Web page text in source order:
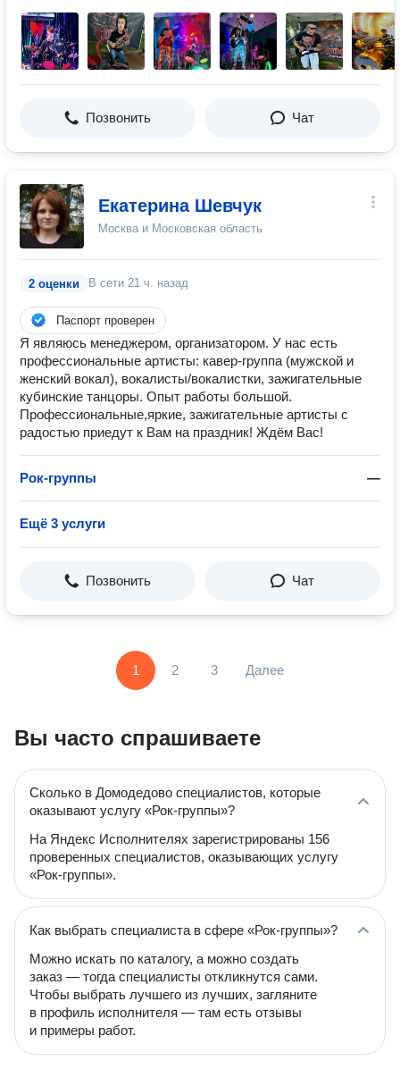
Позвонить Чат
Екатерина Шевчук
Москва и Московская область
2 оценки В сети 21 ч. назад
Паспорт проверен
Я являюсь менеджером, организатором. У нас есть
профессиональные артисты: кавер-группа (мужской и
женский вокал), вокалисты/вокалистки, зажигательные
кубинские танцоры. Опыт работы большой.
Профессиональные,яркие, зажигательные артисты с
радостью приедут к Вам на праздник! Ждём Вас!
Рок-группы —
Ещё 3 услуги
Позвонить Чат
1 2 3 Далее
Вы часто спрашиваете
Сколько в Домодедово специалистов, которые
оказывают услугу «Рок-группы»?
На Яндекс Исполнителях зарегистрированы 156
проверенных специалистов, оказывающих услугу
«Рок-группы».
Как выбрать специалиста в сфере «Рок-группы»?
Можно искать по каталогу, а можно создать
заказ — тогда специалисты откликнутся сами.
Чтобы выбрать лучшего из лучших, загляните
в профиль исполнителя — там есть отзывы
и примеры работ.